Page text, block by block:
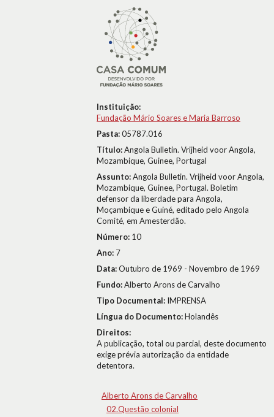
Instituição:
Fundação Mário Soares e Maria Barroso
Pasta:05787.016
Título:Angola Bulletin. Vrijheid voor Angola,
Mozambique, Guinee, Portugal
Assunto:Angola Bulletin. Vrijheid voor Angola,
Mozambique, Guinee, Portugal. Boletim
defensor da liberdade para Angola,
Moçambique e Guiné, editado pelo Angola
Comité, em Amesterdão.
Número: 10
Ano: 7
Data:Outubro de 1969 - Novembro de 1969
Fundo:Alberto Arons de Carvalho
Tipo Documental: IMPRENSA
Língua do Documento:Holandês
Direitos:
A publicação, total ou parcial, deste documento
exige prévia autorização da entidade
detentora.
Alberto Arons de Carvalho
02.Questão colonial